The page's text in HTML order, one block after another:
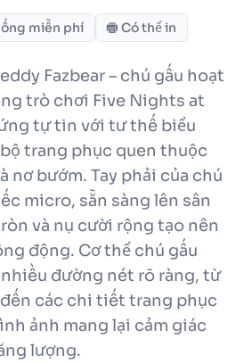
miễn phí Có thể in
Fazbear – chú gấu hoạt
trò chơi Five Nights at
tự tin với tư thế biểu
trang phục quen thuộc
nơ bướm. Tay phải của chú
micro, sẵn sàng lên sân
và nụ cười rộng tạo nên
động. Cơ thể chú gấu
đường nét rõ ràng, từ
các chi tiết trang phục
ảnh mang lại cảm giác
lượng.